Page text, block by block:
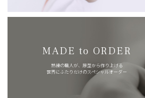
MADE to ORDER
熟練の職人が、原型から作り上げる
世界にふたりだけのスペシャルオーダー